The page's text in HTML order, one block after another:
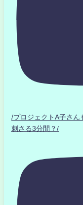
/プロジェクトA子さ
刺さる3分間？/